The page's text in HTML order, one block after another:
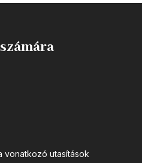
vonatkozó utasítások